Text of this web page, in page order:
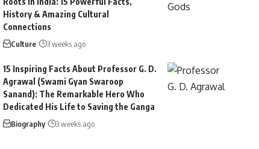
History & Amazing Cultural
Connections
Culture 3 weeks ago
15 Inspiring Facts About Professor G. D.
Agrawal (Swami Gyan Swaroop
Sanand): The Remarkable Hero Who
Dedicated His Life to Saving the Ganga
Biography 3 weeks ago